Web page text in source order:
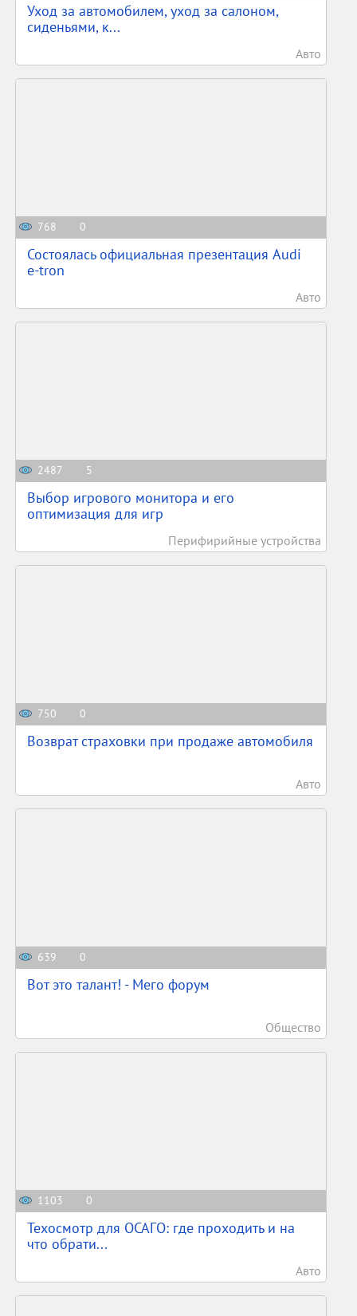
Уход за автомобилем, уход за салоном,
сиденьями, к...
Авто
768 0
Состоялась официальная презентация Audi
e-tron
Авто
2487 5
Выбор игрового монитора и его
оптимизация для игр
Перифирийные устройства
750 0
Возврат страховки при продаже автомобиля
Авто
639 0
Вот это талант! - Мего форум
Общество
1103 0
Техосмотр для ОСАГО: где проходить и на
что обрати...
Авто